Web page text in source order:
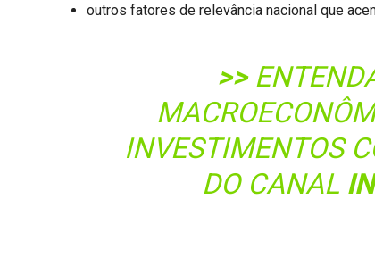
outros fatores de relevância nacional que
>>
INVESTIMENTOS
DO CANAL